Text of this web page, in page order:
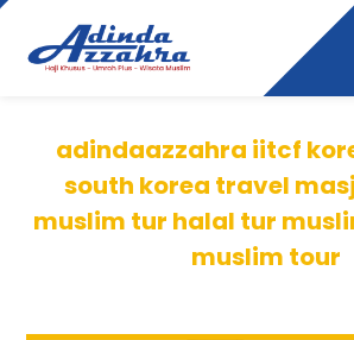
adindaazzahra iitcf
south korea travel
muslim tur halal tur
muslim tour